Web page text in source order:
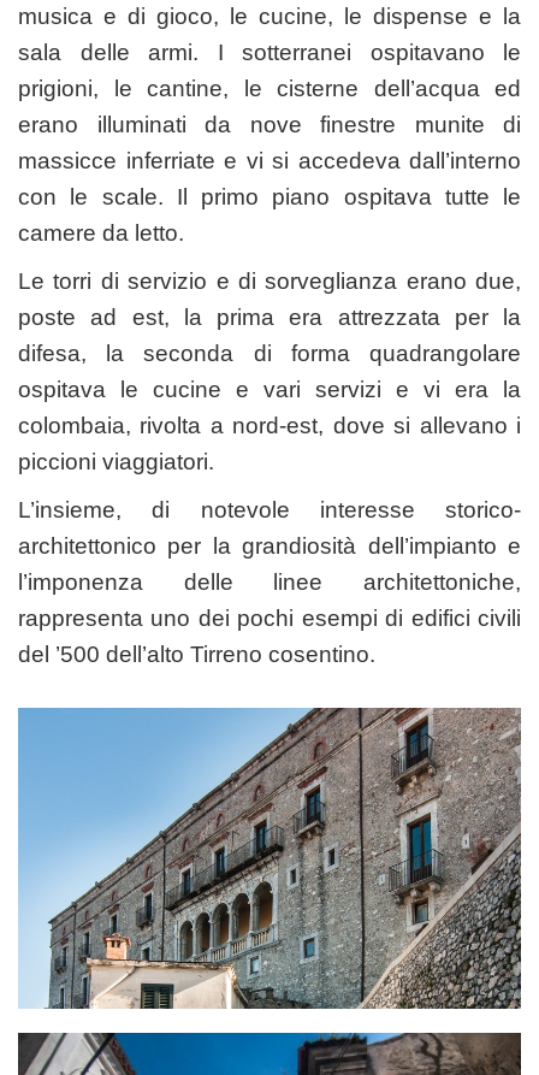
musica e di gioco, le cucine, le dispense e la
sala delle armi. I sotterranei ospitavano le
prigioni, le cantine, le cisterne dell’acqua ed
erano illuminati da nove finestre munite di
massicce inferriate e vi si accedeva dall’interno
con le scale. Il primo piano ospitava tutte le
camere da letto.
Le torri di servizio e di sorveglianza erano due,
poste ad est, la prima era attrezzata per la
difesa, la seconda di forma quadrangolare
ospitava le cucine e vari servizi e vi era la
colombaia, rivolta a nord-est, dove si allevano i
piccioni viaggiatori.
L’insieme, di notevole interesse storico-
architettonico per la grandiosità dell’impianto e
l’imponenza delle linee architettoniche,
rappresenta uno dei pochi esempi di edifici civili
del ’500 dell’alto Tirreno cosentino.